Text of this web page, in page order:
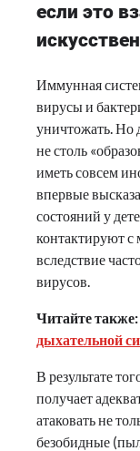
если это
Иммунная
вирусы и
уничтожать. Но
не столь
иметь совсем
впервые
состояний у
контактируют с
вследствие
вирусов.
Читайте также:
дыхательной
В результате
получает
атаковать не
безобидные